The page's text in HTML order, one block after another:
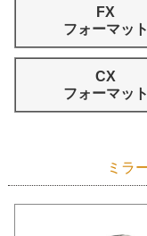
FX
フォーマット
CX
フォーマット
ミラ